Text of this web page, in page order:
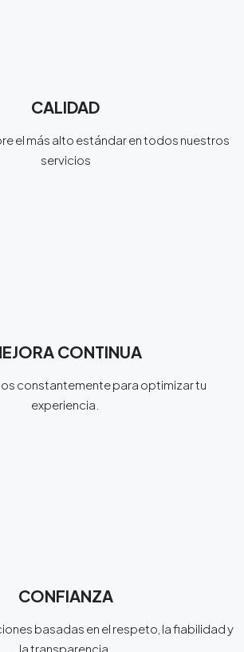
CALIDAD
el más alto estándar en todos nuestros
servicios
CONTINUA
constantemente para optimizar tu
experiencia.
CONFIANZA
basadas en el respeto, la fiabilidad y
la transparencia.